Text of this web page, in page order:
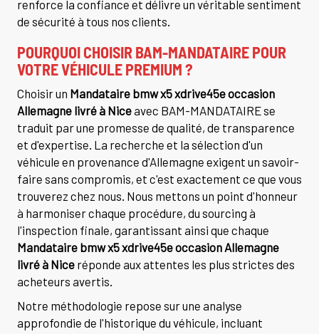
renforce la confiance et délivre un véritable sentiment
de sécurité à tous nos clients.
POURQUOI CHOISIR BAM-MANDATAIRE POUR
VOTRE VÉHICULE PREMIUM ?
Choisir un Mandataire bmw x5 xdrive45e occasion
Allemagne livré à Niceavec BAM-MANDATAIRE se
traduit par une promesse de qualité, de transparence
et d'expertise. La recherche et la sélection d'un
véhicule en provenance d'Allemagne exigent un savoir-
faire sans compromis, et c'est exactement ce que vous
trouverez chez nous. Nous mettons un point d'honneur
à harmoniser chaque procédure, du sourcing à
l'inspection finale, garantissant ainsi que chaque
Mandataire bmw x5 xdrive45e occasion Allemagne
livré à Niceréponde aux attentes les plus strictes des
acheteurs avertis.
Notre méthodologie repose sur une analyse
approfondie de l'historique du véhicule, incluant